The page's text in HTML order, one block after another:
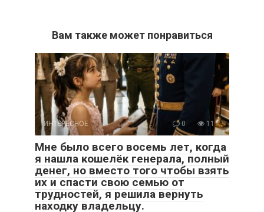
Вам также может понравиться
ИНТЕРЕСНОЕ 0 11
Мне было всего восемь лет, когда
я нашла кошелёк генерала, полный
денег, но вместо того чтобы взять
их и спасти свою семью от
трудностей, я решила вернуть
находку владельцу.